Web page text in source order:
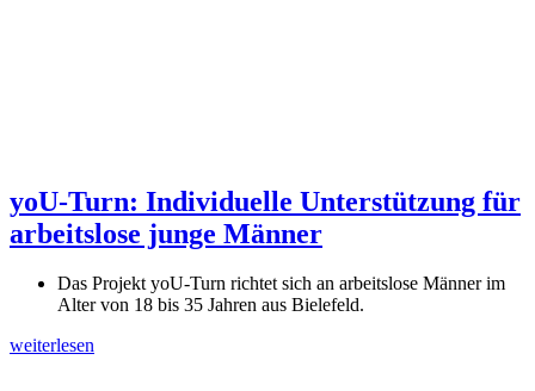
yoU-Turn: Individuelle Unterstützung für
arbeitslose junge Männer
Das Projekt yoU-Turn richtet sich an arbeitslose Männer im
Alter von 18 bis 35 Jahren aus Bielefeld.
weiterlesen